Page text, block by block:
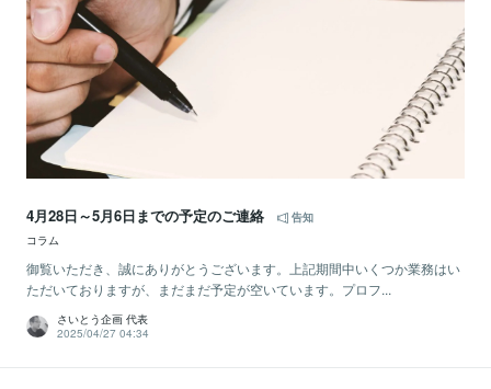
4月28日～5月6日までの予定のご連絡
告知
コラム
御覧いただき、誠にありがとうございます。上記期間中いくつか業務はい
ただいておりますが、まだまだ予定が空いています。プロフ...
さいとう企画 代表
2025/04/27 04:34